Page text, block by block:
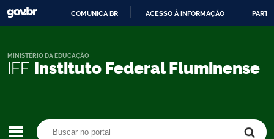
CONTEÚDO
COMUNICA BR ACESSO À INFORMAÇÃO
IFF Instituto Federal Fluminense
MINISTÉRIO DA EDUCAÇÃO